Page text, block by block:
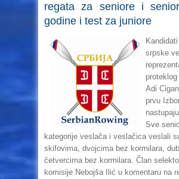
regata za seniore i
godine i test za juniore
srpske
Adi
prvu
Sve
kategorije veslača i veslačica veslali
skifovima, dvojcima bez kormilara,
četvercima bez kormilara. Član
komisije Nebojša Ilić u komentaru na